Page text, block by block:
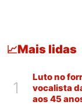
📈Mais lidas
1
Luto no
vocalista
aos 45